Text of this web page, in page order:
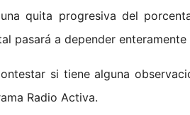
quita progresiva del
pasará a depender enteramente
si tiene alguna
Radio Activa.